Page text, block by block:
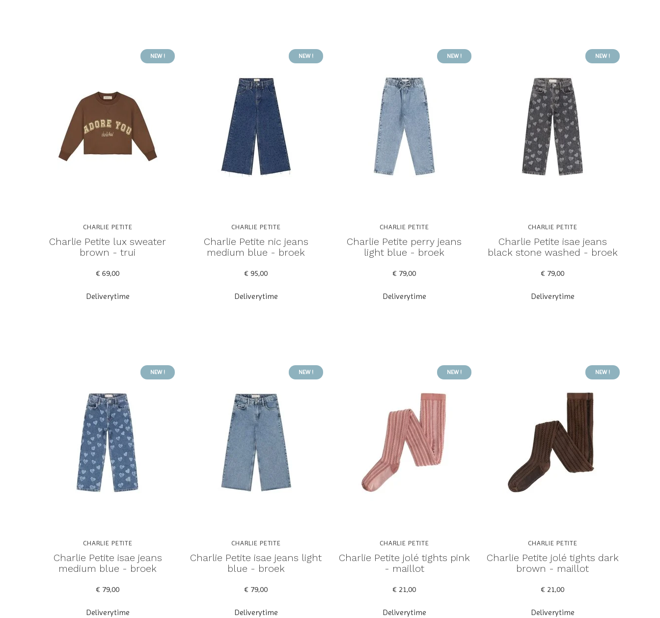
NEW !
CHARLIE PETITE
Charlie Petite lux sweater
brown - trui
€ 69,00
Deliverytime
NEW !
CHARLIE PETITE
Charlie Petite nic jeans
medium blue - broek
€ 95,00
Deliverytime
NEW !
CHARLIE PETITE
Charlie Petite perry jeans
light blue - broek
€ 79,00
Deliverytime
NEW !
CHARLIE PETITE
Charlie Petite isae jeans
black stone washed - broek
€ 79,00
Deliverytime
NEW !
CHARLIE PETITE
Charlie Petite isae jeans
medium blue - broek
€ 79,00
Deliverytime
NEW !
CHARLIE PETITE
Charlie Petite isae jeans light
blue - broek
€ 79,00
Deliverytime
NEW !
CHARLIE PETITE
Charlie Petite jolé tights pink
- maillot
€ 21,00
Deliverytime
NEW !
CHARLIE PETITE
Charlie Petite jolé tights dark
brown - maillot
€ 21,00
Deliverytime